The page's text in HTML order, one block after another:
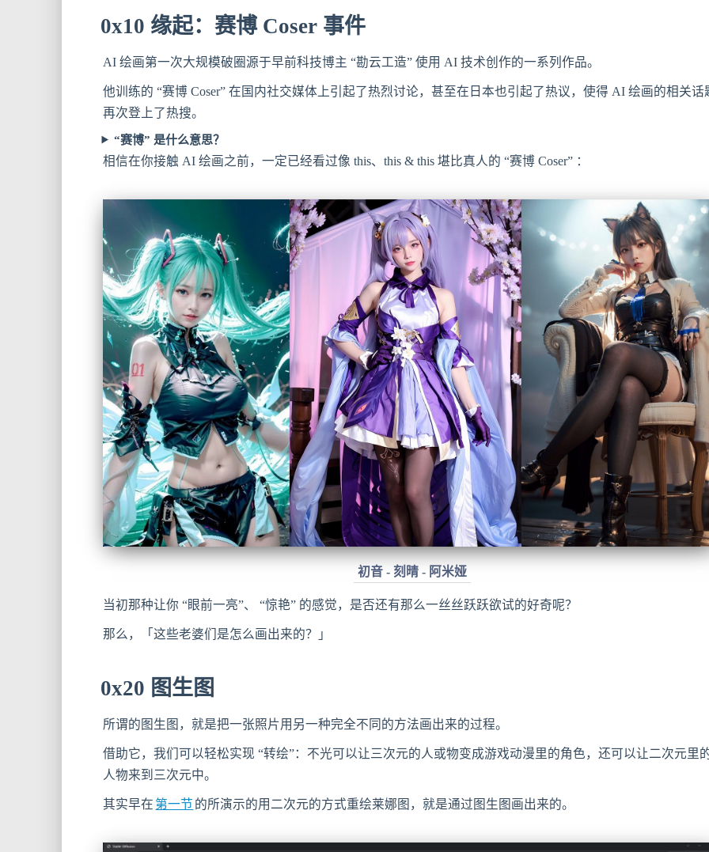
0x10 缘起：赛博 Coser 事件
AI 绘画第一次大规模破圈源于早前科技博主 “勘云工造” 使用 AI 技术创作的一系列作品。
他训练的 “赛博 Coser” 在国内社交媒体上引起了热烈讨论，甚至在日本也引起了热议，使得 AI 绘画的相关话
再次登上了热搜。
“赛博” 是什么意思？
相信在你接触 AI 绘画之前，一定已经看过像 this、this & this 堪比真人的 “赛博 Coser” ：
初音 - 刻晴 - 阿米娅
当初那种让你 “眼前一亮”、 “惊艳” 的感觉，是否还有那么一丝丝跃跃欲试的好奇呢？
那么，「这些老婆们是怎么画出来的？」
0x20 图生图
所谓的图生图，就是把一张照片用另一种完全不同的方法画出来的过程。
借助它，我们可以轻松实现 “转绘”：不光可以让三次元的人或物变成游戏动漫里的角色，还可以让二次元里
人物来到三次元中。
其实早在 第一节 的所演示的用二次元的方式重绘莱娜图，就是通过图生图画出来的。